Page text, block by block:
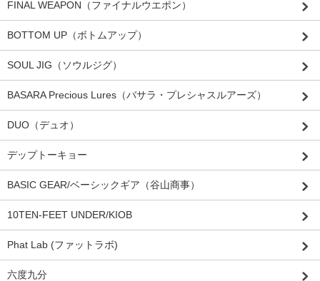
FINAL WEAPON（ファイナルウエポン）
BOTTOM UP（ボトムアップ）
SOUL JIG（ソウルジグ）
BASARA Precious Lures（バサラ・プレシャスルアーズ）
DUO（デュオ）
デップトーキョー
BASIC GEAR/ベーシックギア（谷山商事）
10TEN-FEET UNDER/KIOB
Phat Lab (ファットラボ)
六度九分